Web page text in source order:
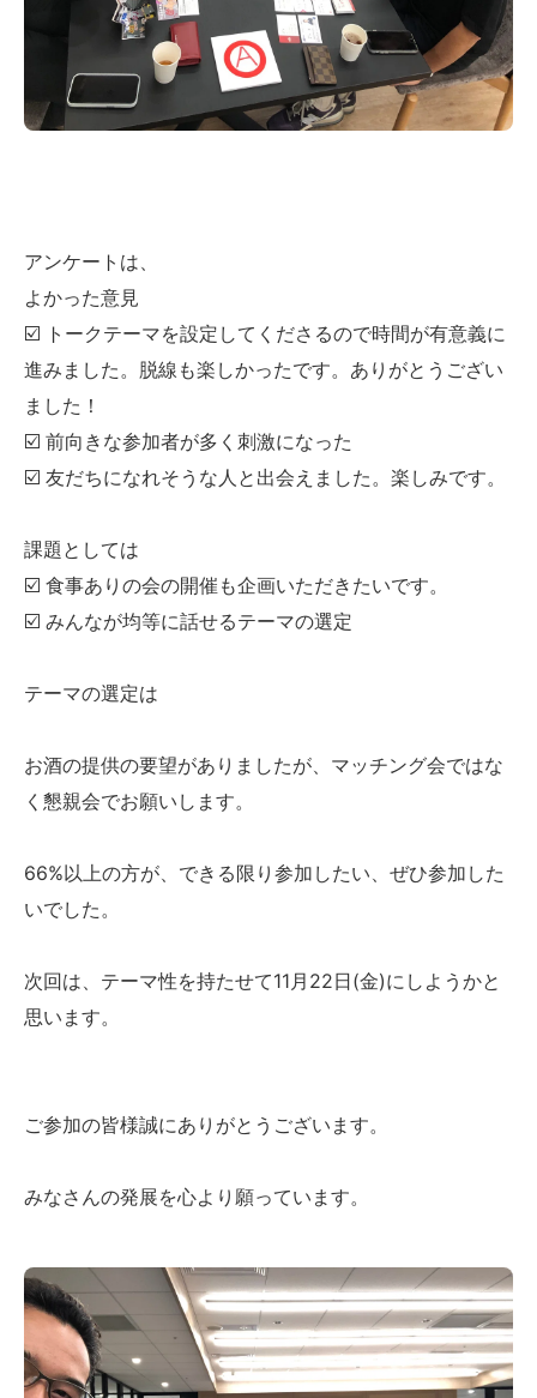
アンケートは、
よかった意見
☑️ トークテーマを設定してくださるので時間が有意義に
進みました。脱線も楽しかったです。ありがとうござい
ました！
☑️ 前向きな参加者が多く刺激になった
☑️ 友だちになれそうな人と出会えました。楽しみです。
課題としては
☑️ 食事ありの会の開催も企画いただきたいです。
☑️ みんなが均等に話せるテーマの選定
テーマの選定は
お酒の提供の要望がありましたが、マッチング会ではな
く懇親会でお願いします。
66%以上の方が、できる限り参加したい、ぜひ参加した
いでした。
次回は、テーマ性を持たせて11月22日(金)にしようかと
思います。
ご参加の皆様誠にありがとうございます。
みなさんの発展を心より願っています。